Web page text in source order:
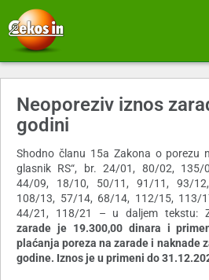
Neoporeziv iznos
godini
Shodno članu 15a Zakona o porezu
glasnik RS“, br. 24/01, 80/02,
44/09, 18/10, 50/11, 91/11, 93/
108/13, 57/14, 68/14, 112/15, 113/
44/21, 118/21 – u daljem tekstu:
zarade je 19.300,00 dinara i
plaćanja poreza na zarade i naknade
godine. Iznos je u primeni do